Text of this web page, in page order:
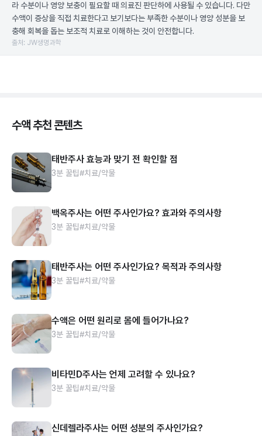
라 수분이나 영양 보충이 필요할 때 의료진 판단하에 사용될 수 있습니다. 다만
수액이 증상을 직접 치료한다고 보기보다는 부족한 수분이나 영양 성분을 보
충해 회복을 돕는 보조적 치료로 이해하는 것이 안전합니다.
출처: JW생명과학
수액 추천 콘텐츠
태반주사 효능과 맞기 전 확인할 점
3분 꿀팁#치료/약물
백옥주사는 어떤 주사인가요? 효과와 주의사항
3분 꿀팁#치료/약물
태반주사는 어떤 주사인가요? 목적과 주의사항
3분 꿀팁#치료/약물
수액은 어떤 원리로 몸에 들어가나요?
3분 꿀팁#치료/약물
비타민D주사는 언제 고려할 수 있나요?
3분 꿀팁#치료/약물
신데렐라주사는 어떤 성분의 주사인가요?